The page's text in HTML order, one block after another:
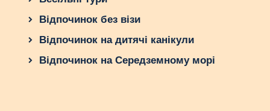
Відпочинок без візи
Відпочинок на дитячі канікули
Відпочинок на Середземному морі